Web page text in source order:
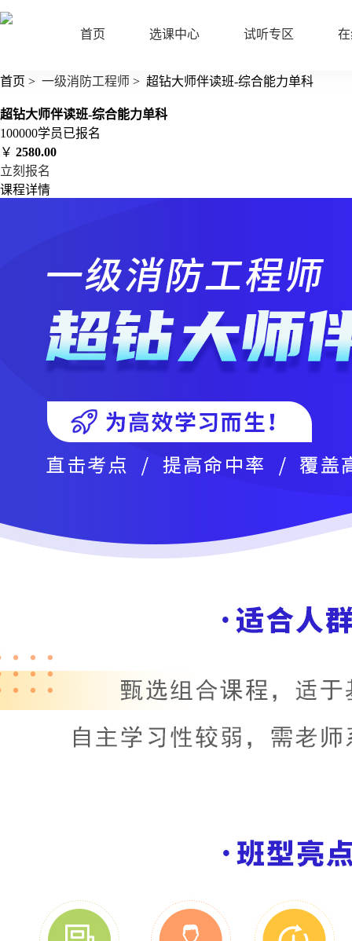
首页 选课中心 试听专区
首页 > 一级消防工程师 > 超钻大师伴读班-综合能力单科
超钻大师伴读班-综合能力单科
100000学员已报名
￥ 2580.00
立刻报名
课程详情